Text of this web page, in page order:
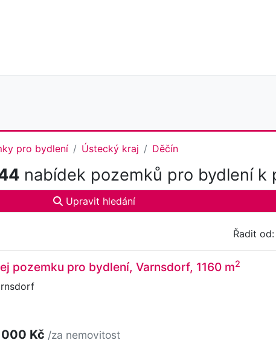
pro bydlení Ústecký kraj Děčín
nabídek pozemků pro bydlení k
Upravit hledání
Řadit od:
pozemku pro bydlení, Varnsdorf, 1160 m2
Kč /za nemovitost